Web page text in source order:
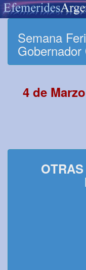
Semana
4 de Marzo